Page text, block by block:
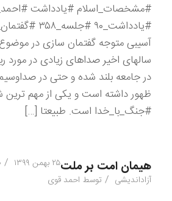
#مشخصات_اسلام #یادداشت
#یادداشت_۹۰
آسیبی متوجه گفتمان سازی در موضوع
سالهای اخیر صداهای زیادی در مورد
در جامعه بلند شده و حتی در
ظهور داشته است و یکی از مهم ترین
#جنگ_با_خدا است. طبیعتا […]
هیمان امت بر ملت۲۵ بهمن ۱۳۹۹ / ۰
آزاداندیشی / توسط احمد قوی